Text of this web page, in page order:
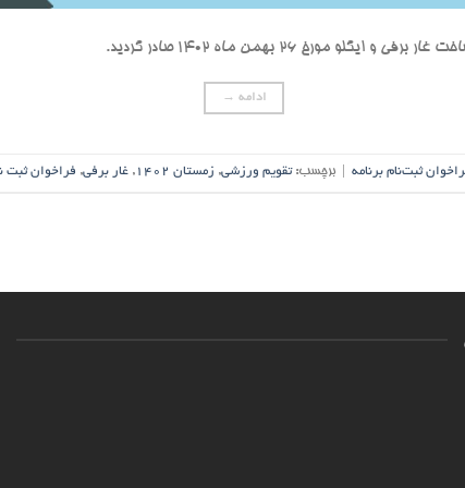
مورخ 26 بهمن ماه 1402 صادر گردید.
ادامه →
ثبت‌نام برنامه برچسب:تقویم ورزشی, زمستان 1402 , غار برفی, فراخوان ثبت